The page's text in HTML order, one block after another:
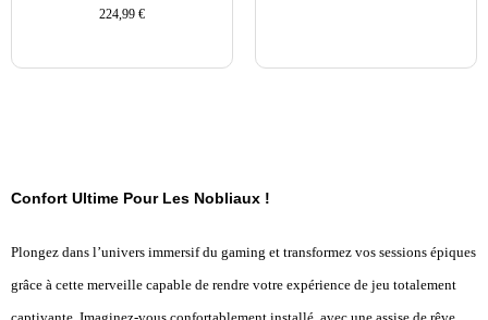
224,99 €
Confort Ultime Pour Les Nobliaux !
Plongez dans l’univers immersif du gaming et transformez vos sessions épiques
grâce à cette merveille capable de rendre votre expérience de jeu totalement